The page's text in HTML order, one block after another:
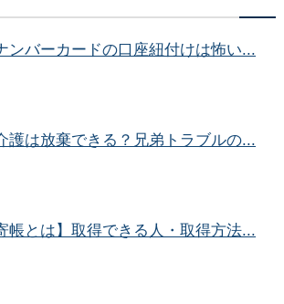
ンバーカードの口座紐付けは怖い...
護は放棄できる？兄弟トラブルの...
帳とは】取得できる人・取得方法...